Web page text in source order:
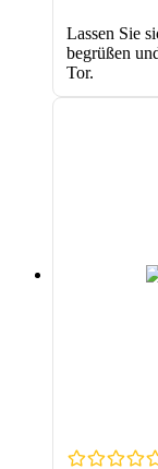
Lassen Sie
begrüßen
Tor.